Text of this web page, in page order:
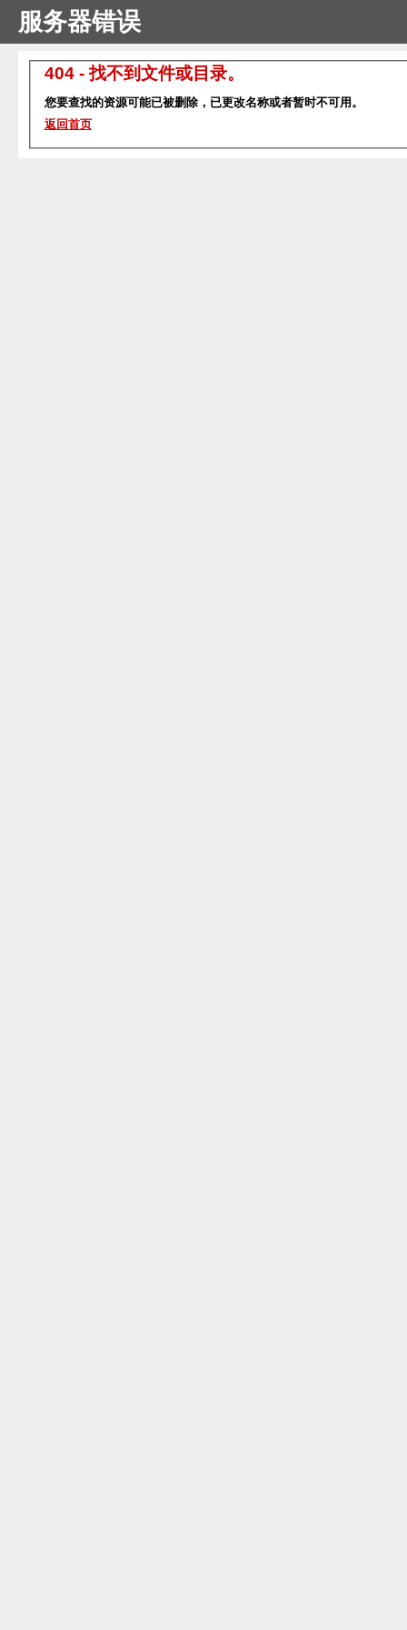
服务器错误
404 - 找不到文件或目录。
您要查找的资源可能已被删除，已更改名称或者暂时不可用。
返回首页